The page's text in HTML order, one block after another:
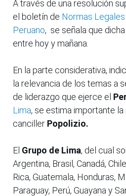
A través de una resolución
el boletín de Normas Legales
Peruano, se señala que
entre hoy y mañana.
En la parte considerativa,
la relevancia de los temas a
de liderazgo que ejerce el
Lima, se estima importante la
canciller Popolizio.
El Grupo de Lima, del cual
Argentina, Brasil, Canadá,
Rica, Guatemala, Honduras,
Paraguay, Perú, Guayana y